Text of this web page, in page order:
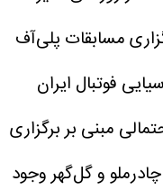
مسابقات پلی‌آف
فوتبال ایران
مبنی بر برگزاری
و گل‌گهر وجود